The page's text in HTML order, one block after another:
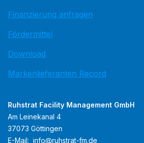
Finanzierung anfragen
Fördermittel
Download
Markenlieferanten Record
Ruhstrat Facility Management GmbH
Am Leinekanal 4
37073 Göttingen
E-Mail: info@ruhstrat-fm.de